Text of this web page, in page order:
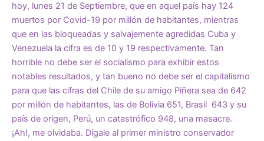
hoy, lunes 21 de Septiembre, que en aquel país hay 124
muertos por Covid-19 por millón de habitantes, mientras
que en las bloqueadas y salvajemente agredidas Cuba y
Venezuela la cifra es de 10 y 19 respectivamente. Tan
horrible no debe ser el socialismo para exhibir estos
notables resultados, y tan bueno no debe ser el capitalismo
para que las cifras del Chile de su amigo Piñera sea de 642
por millón de habitantes, las de Bolivia 651, Brasil 643 y su
país de origen, Perú, un catastrófico 948, una masacre.
¡Ah!, me olvidaba. Dígale al primer ministro conservador